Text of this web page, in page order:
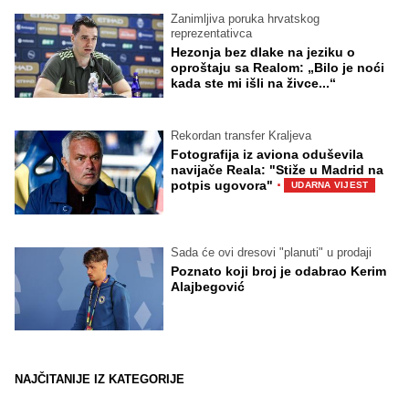
Zanimljiva poruka hrvatskog
reprezentativca
Hezonja bez dlake na jeziku o
oproštaju sa Realom: „Bilo je noći
kada ste mi išli na živce...“
Rekordan transfer Kraljeva
Fotografija iz aviona oduševila
navijače Reala: "Stiže u Madrid na
potpis ugovora" · UDARNA VIJEST
Sada će ovi dresovi "planuti" u prodaji
Poznato koji broj je odabrao Kerim
Alajbegović
NAJČITANIJE IZ KATEGORIJE